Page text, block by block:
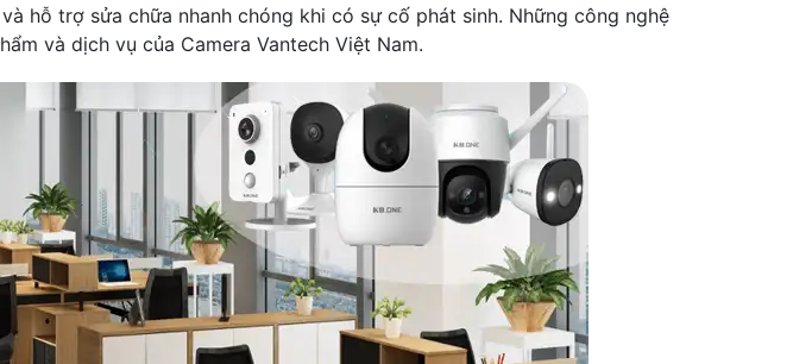
hỗ trợ sửa chữa nhanh chóng khi có sự cố phát sinh. Những công nghệ
và dịch vụ của Camera Vantech Việt Nam.